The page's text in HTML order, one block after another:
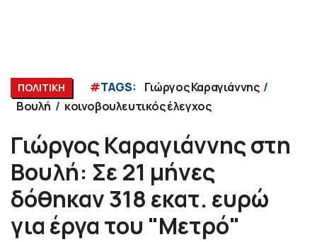
ΠΟΛΙΤΙΚΗ #TAGS:
Γιώργος Καραγιάννης
Βουλή
κοινοβουλευτικός έλεγχος
Γιώργος Καραγιάννης στη
Βουλή: Σε 21 μήνες
δόθηκαν 318 εκατ. ευρώ
για έργα του "Μετρό"